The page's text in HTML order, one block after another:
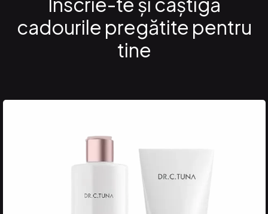
cadourile pregătite pentru
tine